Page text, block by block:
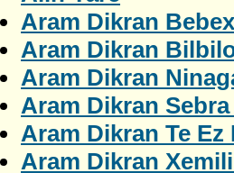
Aram Dikran
Aram Dikran
Aram Dikran
Aram Dikran
Aram Dikran Te
Aram Dikran